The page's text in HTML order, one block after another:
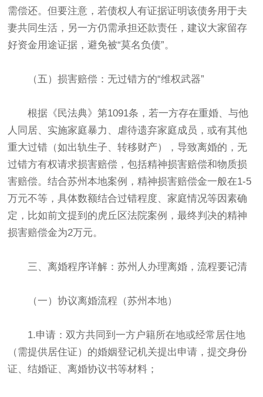
需偿还。但要注意，若债权人有证据证明该债务用于夫
妻共同生活，另一方仍需承担还款责任，建议大家留存
好资金用途证据，避免被“莫名负债”。
（五）损害赔偿：无过错方的“维权武器”
根据《民法典》第1091条，若一方存在重婚、与他
人同居、实施家庭暴力、虐待遗弃家庭成员，或有其他
重大过错（如出轨生子、转移财产），导致离婚的，无
过错方有权请求损害赔偿，包括精神损害赔偿和物质损
害赔偿。结合苏州本地案例，精神损害赔偿金一般在1-5
万元不等，具体数额结合过错程度、家庭情况等因素确
定，比如前文提到的虎丘区法院案例，最终判决的精神
损害赔偿金为2万元。
三、离婚程序详解：苏州人办理离婚，流程要记清
（一）协议离婚流程（苏州本地）
1.申请：双方共同到一方户籍所在地或经常居住地
（需提供居住证）的婚姻登记机关提出申请，提交身份
证、结婚证、离婚协议书等材料；